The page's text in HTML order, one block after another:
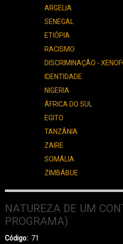
ARGELIA
SENEGAL
ETIÓPIA
RACISMO
DISCRIMINAÇÃO -
IDENTIDADE
NIGERIA
ÁFRICA DO SUL
EGITO
TANZÂNIA
ZAIRE
SOMÁLIA
ZIMBÁBUE
NATUREZA DE UM
PROGRAMA)
Código
71